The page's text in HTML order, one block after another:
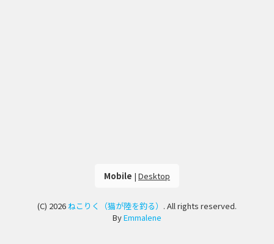
Mobile | Desktop
(C) 2026ねこりく（猫が陸を釣る） . All rights reserved.
ByEmmalene